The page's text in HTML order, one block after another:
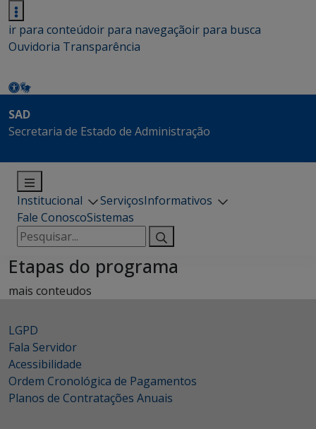
ir para conteúdoir para navegaçãoir para busca
Ouvidoria Transparência
SAD
Secretaria de Estado de Administração
Institucional ServiçosInformativos
Fale ConoscoSistemas
Pesquisar
por:
Etapas do programa
mais conteudos
LGPD
Fala Servidor
Acessibilidade
Ordem Cronológica de Pagamentos
Planos de Contratações Anuais